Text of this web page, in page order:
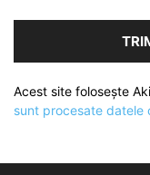
Acest site folosește
sunt procesate datele